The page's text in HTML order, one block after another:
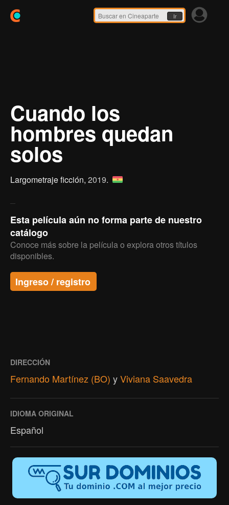
Ir
Cuando los
hombres quedan
solos
Largometraje ficción, 2019.
Esta película aún no forma parte de nuestro
catálogo
Conoce más sobre la película o explora otros títulos
disponibles.
Ingreso / registro
DIRECCIÓN
Fernando Martínez (BO) yViviana Saavedra
IDIOMA ORIGINAL
Español